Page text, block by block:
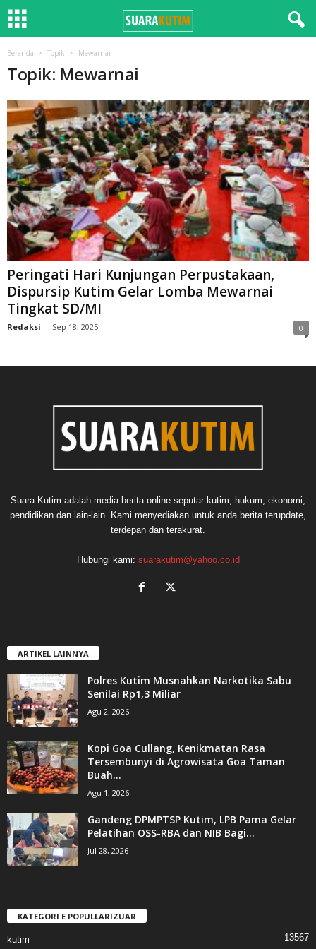
Beranda Topik Mewarnai
Topik: Mewarnai
Peringati Hari Kunjungan Perpustakaan,
Dispursip Kutim Gelar Lomba Mewarnai
Tingkat SD/MI
Redaksi - Sep 18, 2025 0
Suara Kutim adalah media berita online seputar kutim, hukum, ekonomi,
pendidikan dan lain-lain. Kami menyediakan untuk anda berita terupdate,
terdepan dan terakurat.
Hubungi kami: suarakutim@yahoo.co.id
ARTIKEL LAINNYA
Polres Kutim Musnahkan Narkotika Sabu
Senilai Rp1,3 Miliar
Agu 2, 2026
Kopi Goa Cullang, Kenikmatan Rasa
Tersembunyi di Agrowisata Goa Taman
Buah...
Agu 1, 2026
Gandeng DPMPTSP Kutim, LPB Pama Gelar
Pelatihan OSS-RBA dan NIB Bagi...
Jul 28, 2026
KATEGORI E POPULLARIZUAR
kutim 13567